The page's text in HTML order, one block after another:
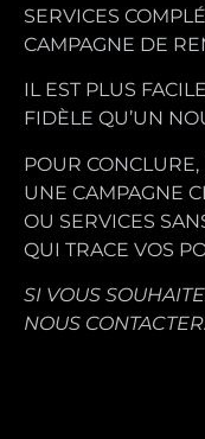
SERVICES
CAMPAGNE DE
IL EST PLUS
FIDÈLE QU’UN
POUR
UNE CAMPAGNE
OU SERVICES
QUI TRACE VOS
SI VOUS
NOUS CONTACTER.